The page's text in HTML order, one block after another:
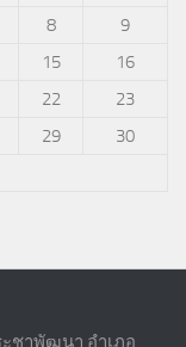
8
9
15
16
22
23
29
30
ชาพัฒนา อำเภอ